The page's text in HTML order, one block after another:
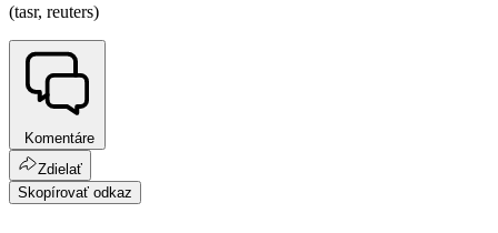
(tasr, reuters)
Komentáre
Zdielať
Skopírovať odkaz